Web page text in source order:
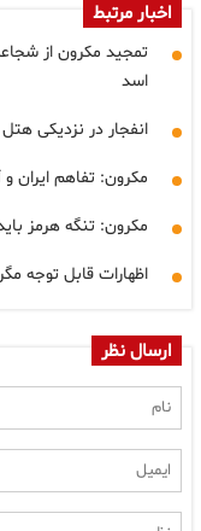
اخبار مرتبط
تمجید مکرون از
اسد
انفجار در نزدیکی
مکرون: تفاهم ایران و
مکرون: تنگه هرمز
اظهارات قابل توجه
ارسال نظر